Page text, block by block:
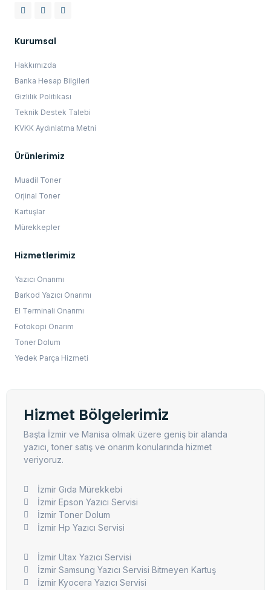
Kurumsal
Hakkımızda
Banka Hesap Bilgileri
Gizlilik Politikası
Teknik Destek Talebi
KVKK Aydınlatma Metni
Ürünlerimiz
Muadil Toner
Orjinal Toner
Kartuşlar
Mürekkepler
Hizmetlerimiz
Yazıcı Onarımı
Barkod Yazıcı Onarımı
El Terminali Onarımı
Fotokopi Onarım
Toner Dolum
Yedek Parça Hizmeti
Hizmet Bölgelerimiz
Başta İzmir ve Manisa olmak üzere geniş bir alanda
yazıcı, toner satış ve onarım konularında hizmet
veriyoruz.
İzmir Gıda Mürekkebi
İzmir Epson Yazıcı Servisi
İzmir Toner Dolum
İzmir Hp Yazıcı Servisi
İzmir Utax Yazıcı Servisi
İzmir Samsung Yazıcı Servisi Bitmeyen Kartuş
İzmir Kyocera Yazıcı Servisi